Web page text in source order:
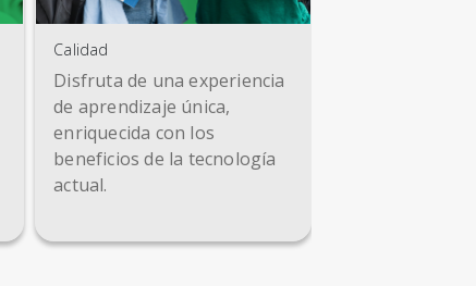
Calidad
Disfruta de una experiencia
de aprendizaje única,
enriquecida con los
beneficios de la tecnología
actual.